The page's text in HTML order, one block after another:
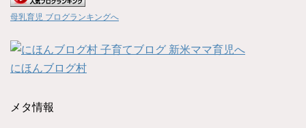
母乳育児 ブログランキングへ
にほんブログ村
メタ情報